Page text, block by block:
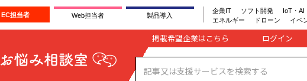
EC担当者 Web担当者 製品導入
企業IT ソフト開発 IoT・AI
エネルギー
ドローン イベ
Company register
掲載希望企業はこちら